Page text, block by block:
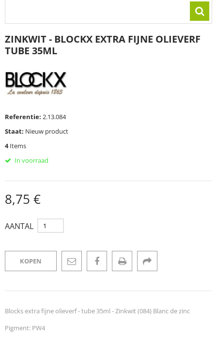
ZINKWIT - BLOCKX EXTRA FIJNE OLIEVERF
TUBE 35ML
Referentie: 2.13.084
Staat: Nieuw product
4 Items
In voorraad
8,75 €
AANTAL
KOPEN
Blocks extra fijne olieverf - tube 35ml - Zinkwit (084) Blanc de zinc
Pigment: PW4